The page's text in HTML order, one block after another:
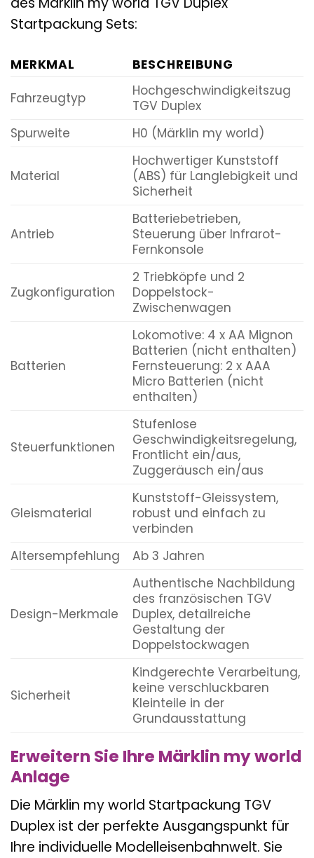
Startpackung Sets:
MERKMAL
BESCHREIBUNG
Fahrzeugtyp
Hochgeschwindigkeitszug
TGV Duplex
Spurweite
H0 (Märklin my world)
Material
Hochwertiger Kunststoff
(ABS) für Langlebigkeit und
Sicherheit
Antrieb
Batteriebetrieben,
Steuerung über Infrarot-
Fernkonsole
Zugkonfiguration
2 Triebköpfe und 2
Doppelstock-
Zwischenwagen
Batterien
Lokomotive: 4 x AA Mignon
Batterien (nicht enthalten)
Fernsteuerung: 2 x AAA
Micro Batterien (nicht
enthalten)
Steuerfunktionen
Stufenlose
Geschwindigkeitsregelung,
Frontlicht ein/aus,
Zuggeräusch ein/aus
Gleismaterial
Kunststoff-Gleissystem,
robust und einfach zu
verbinden
Altersempfehlung
Ab 3 Jahren
Design-Merkmale
Authentische Nachbildung
des französischen TGV
Duplex, detailreiche
Gestaltung der
Doppelstockwagen
Sicherheit
Kindgerechte Verarbeitung,
keine verschluckbaren
Kleinteile in der
Grundausstattung
Erweitern Sie Ihre Märklin my world
Anlage
Die Märklin my world Startpackung TGV
Duplex ist der perfekte Ausgangspunkt für
Ihre individuelle Modelleisenbahnwelt. Sie